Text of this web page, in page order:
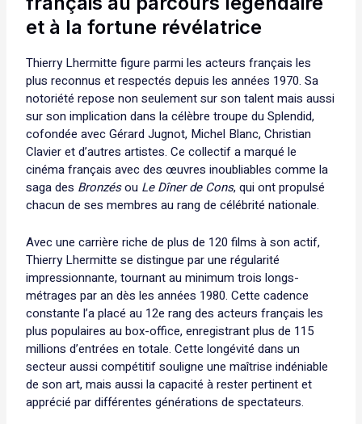
et à la fortune révélatrice
Thierry Lhermitte figure parmi les acteurs français les
plus reconnus et respectés depuis les années 1970. Sa
notoriété repose non seulement sur son talent mais aussi
sur son implication dans la célèbre troupe du Splendid,
cofondée avec Gérard Jugnot, Michel Blanc, Christian
Clavier et d’autres artistes. Ce collectif a marqué le
cinéma français avec des œuvres inoubliables comme la
saga des Bronzésou Le Dîner de Cons, qui ont propulsé
chacun de ses membres au rang de célébrité nationale.
Avec une carrière riche de plus de 120 films à son actif,
Thierry Lhermitte se distingue par une régularité
impressionnante, tournant au minimum trois longs-
métrages par an dès les années 1980. Cette cadence
constante l’a placé au 12e rang des acteurs français les
plus populaires au box-office, enregistrant plus de 115
millions d’entrées en totale. Cette longévité dans un
secteur aussi compétitif souligne une maîtrise indéniable
de son art, mais aussi la capacité à rester pertinent et
apprécié par différentes générations de spectateurs.